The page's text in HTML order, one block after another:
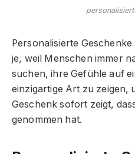
Personalisierte
je, weil Menschen immer
suchen, ihre Gefühle auf
einzigartige Art zu zeigen,
Geschenk sofort zeigt,
genommen hat.